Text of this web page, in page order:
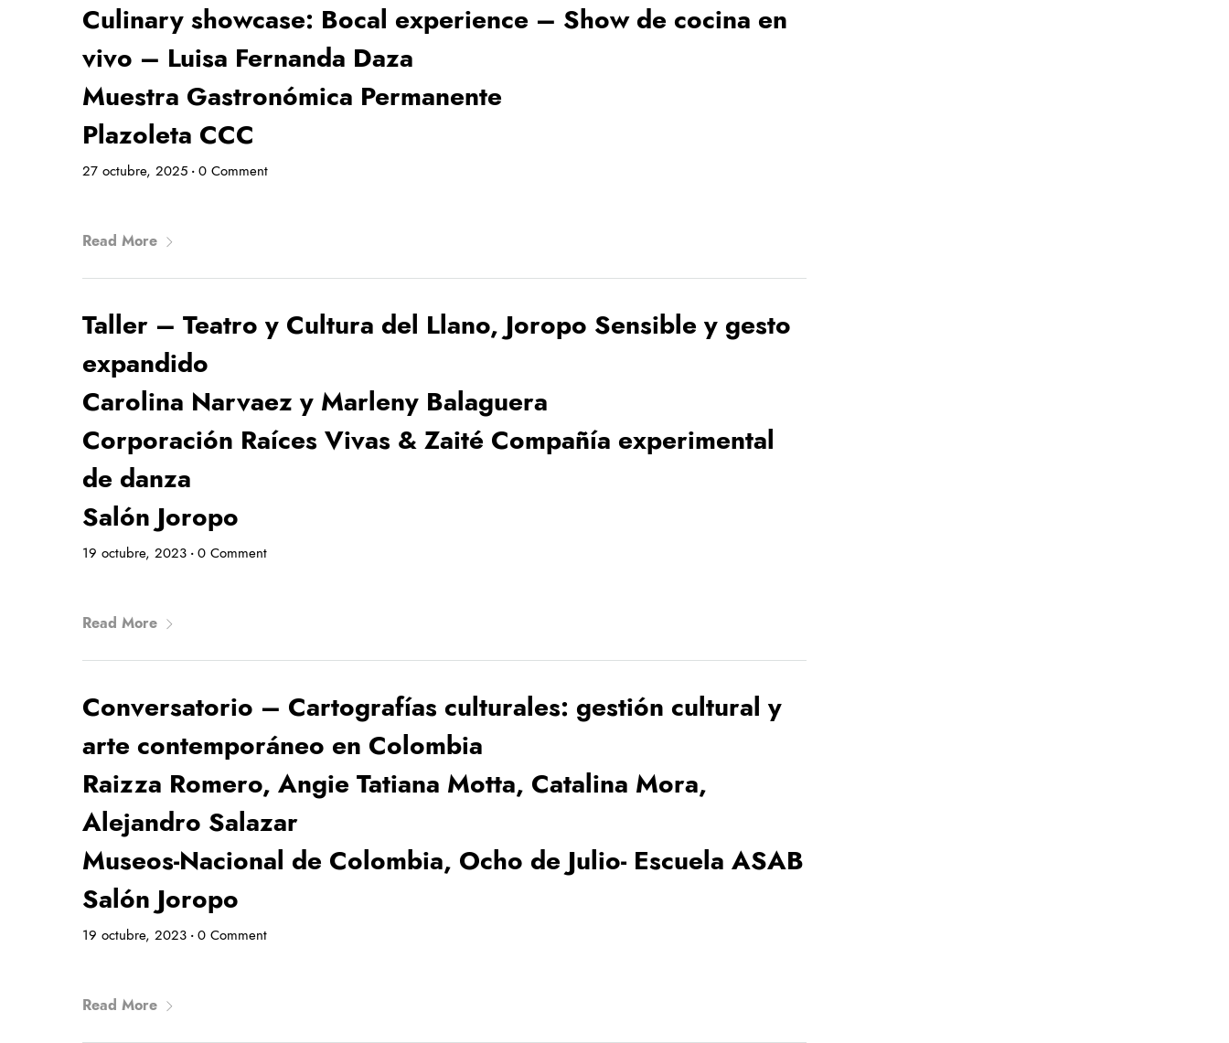
Culinary showcase: Bocal experience – Show de cocina en
vivo – Luisa Fernanda Daza
Muestra Gastronómica Permanente
Plazoleta CCC
27 octubre, 2025 • 0 Comment
Read More
Taller – Teatro y Cultura del Llano, Joropo Sensible y gesto
expandido
Carolina Narvaez y Marleny Balaguera
Corporación Raíces Vivas & Zaité Compañía experimental
de danza
Salón Joropo
19 octubre, 2023 • 0 Comment
Read More
Conversatorio – Cartografías culturales: gestión cultural y
arte contemporáneo en Colombia
Raizza Romero, Angie Tatiana Motta, Catalina Mora,
Alejandro Salazar
Museos-Nacional de Colombia, Ocho de Julio- Escuela ASAB
Salón Joropo
19 octubre, 2023 • 0 Comment
Read More